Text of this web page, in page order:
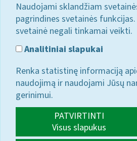
Naudojami sklandžiam
pagrindines svetainės
svetainė negali tinkamai veikti.
Analitiniai slapukai
Renka statistinę informaciją
naudojimą ir naudojami Jūsų
gerinimui.
PATVIRTINTI
Visus slapukus